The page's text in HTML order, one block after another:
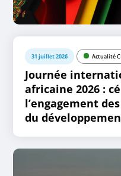
31 juillet 2026 Actualité
Journée
africaine 2026 :
l’engagement
du